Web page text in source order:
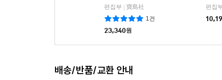
편집부
寶島社
1건
23,340원
편집
배송/반품/교환 안내